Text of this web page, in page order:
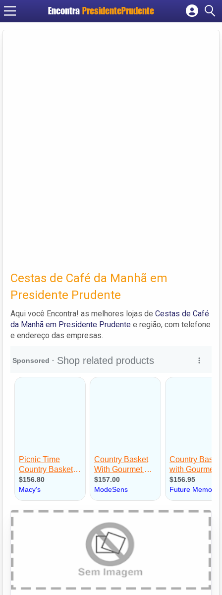
Encontra PresidentePrudente
Cadastrar empresa
Cestas de Café da Manhã em
Presidente Prudente
Aqui você Encontra! as melhores lojas de Cestas de Café
da Manhã em Presidente Prudente e região, com telefone
e endereço das empresas.